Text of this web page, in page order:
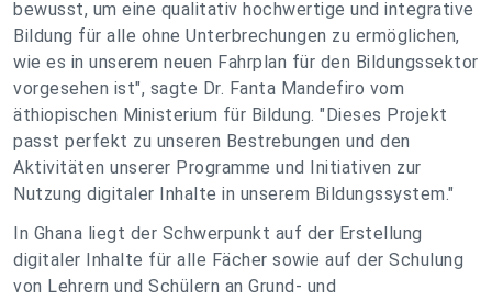
bewusst, um eine qualitativ hochwertige und integrative
Bildung für alle ohne Unterbrechungen zu ermöglichen,
wie es in unserem neuen Fahrplan für den Bildungssektor
vorgesehen ist", sagte Dr. Fanta Mandefiro vom
äthiopischen Ministerium für Bildung. "Dieses Projekt
passt perfekt zu unseren Bestrebungen und den
Aktivitäten unserer Programme und Initiativen zur
Nutzung digitaler Inhalte in unserem Bildungssystem."
In Ghana liegt der Schwerpunkt auf der Erstellung
digitaler Inhalte für alle Fächer sowie auf der Schulung
von Lehrern und Schülern an Grund- und